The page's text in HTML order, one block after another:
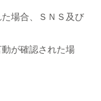
場合、ＳＮＳ及び
が確認された場